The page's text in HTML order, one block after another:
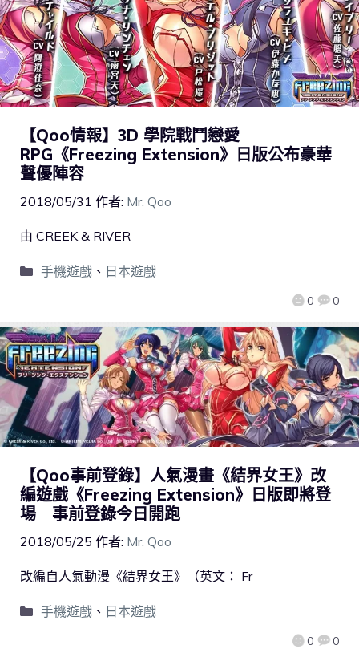
【Qoo情報】3D 學院戰鬥戀愛
RPG《Freezing Extension》日版公布豪華
聲優陣容
2018/05/31 作者: Mr. Qoo
0 0
由 CREEK & RIVER
手機遊戲、 日本遊戲
【Qoo事前登錄】人氣漫畫《結界女王》改
編遊戲《Freezing Extension》日版即將登
場 事前登錄今日開跑
2018/05/25 作者: Mr. Qoo
0 0
改編自人氣動漫《結界女王》（英文： Fr
手機遊戲、 日本遊戲